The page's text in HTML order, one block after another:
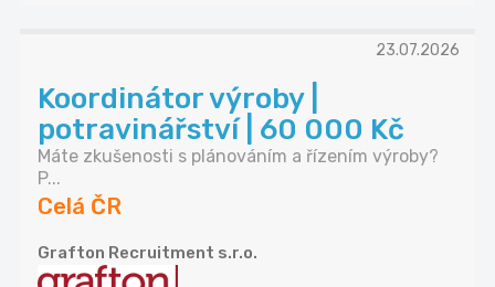
23.07.2026
Koordinátor výroby |
potravinářství | 60 000 Kč
Máte zkušenosti s plánováním a řízením výroby?
P...
Celá ČR
Grafton Recruitment s.r.o.